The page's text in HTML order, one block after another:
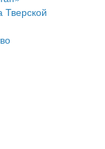
малого и
Тверской